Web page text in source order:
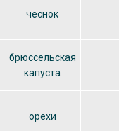
чеснок
брюссельская
капуста
орехи